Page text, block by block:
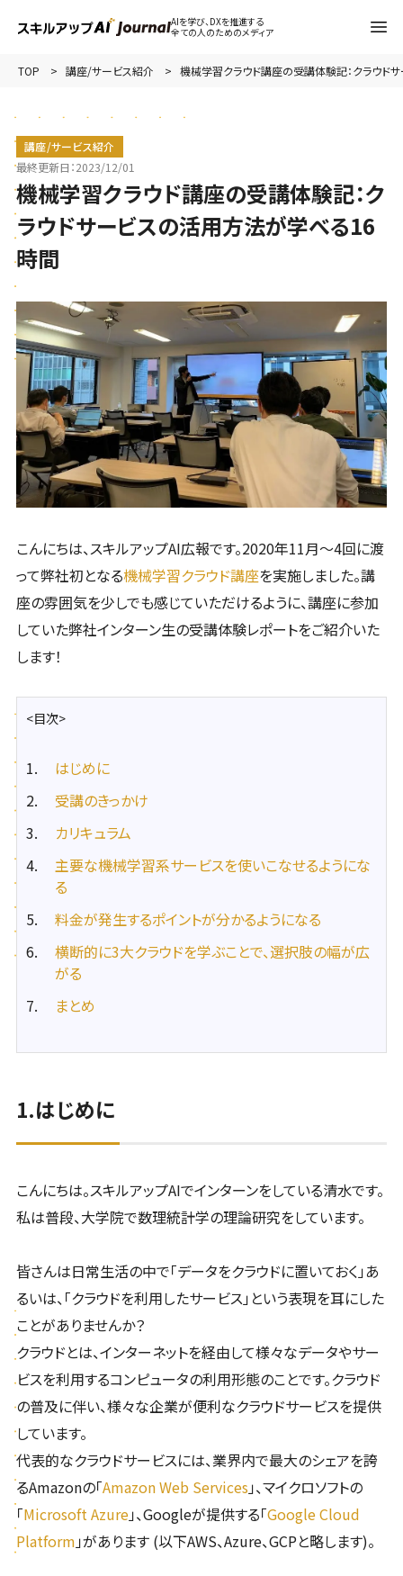
AIを学び、DXを推進する
全ての人のためのメディア
TOP 講座/サービス紹介 機械学習クラウド講座の受講体験記：クラウド
講座/サービス紹介
最終更新日：2023/12/01
機械学習クラウド講座の受講体験記：ク
ラウドサービスの活用方法が学べる16
時間
こんにちは、スキルアップAI広報です。2020年11月～4回に渡
って弊社初となる機械学習クラウド講座を実施しました。講
座の雰囲気を少しでも感じていただけるように、講座に参加
していた弊社インターン生の受講体験レポートをご紹介いた
します！
<目次>
はじめに
受講のきっかけ
カリキュラム
主要な機械学習系サービスを使いこなせるようにな
る
料金が発生するポイントが分かるようになる
横断的に3大クラウドを学ぶことで、選択肢の幅が広
がる
まとめ
1.はじめに
こんにちは。スキルアップAIでインターンをしている清水です。
私は普段、大学院で数理統計学の理論研究をしています。
皆さんは日常生活の中で「データをクラウドに置いておく」あ
るいは、「クラウドを利用したサービス」という表現を耳にした
ことがありませんか？
クラウドとは、インターネットを経由して様々なデータやサー
ビスを利用するコンピュータの利用形態のことです。クラウド
の普及に伴い、様々な企業が便利なクラウドサービスを提供
しています。
代表的なクラウドサービスには、業界内で最大のシェアを誇
るAmazonの「Amazon Web Services 」、マイクロソフトの
「Microsoft Azure」、Googleが提供する「Google Cloud
Platform 」があります (以下AWS、Azure、GCPと略します)。